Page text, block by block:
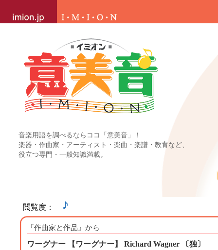
音楽用語を調べるならココ「意美音」！
楽器・作曲家・アーティスト・楽曲・楽譜・教育など、
役立つ専門・一般知識満載。
閲覧度：
『作曲家と作品』から
ワーグナー 【ワーグナー】 Richard Wagner 〔独〕